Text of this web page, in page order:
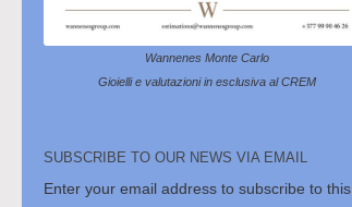
Wannenes Monte Carlo
Gioielli e valutazioni in esclusiva al CREM
SUBSCRIBE TO OUR NEWS VIA EMAIL
Enter your email address to subscribe to this